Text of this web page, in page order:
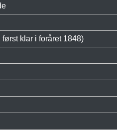
klar i foråret 1848)